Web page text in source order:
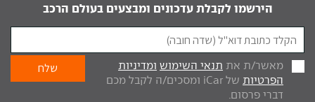
הירשמו לקבלת עדכונים ומבצעים בעולם הרכב
מאשר/ת את תנאי השימוש ומדיניות
הפרטיות
של iCar ומסכים/ה לקבל מכם
דברי פרסום.